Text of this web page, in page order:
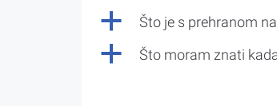
a Što je s prehranom
a Što moram znati